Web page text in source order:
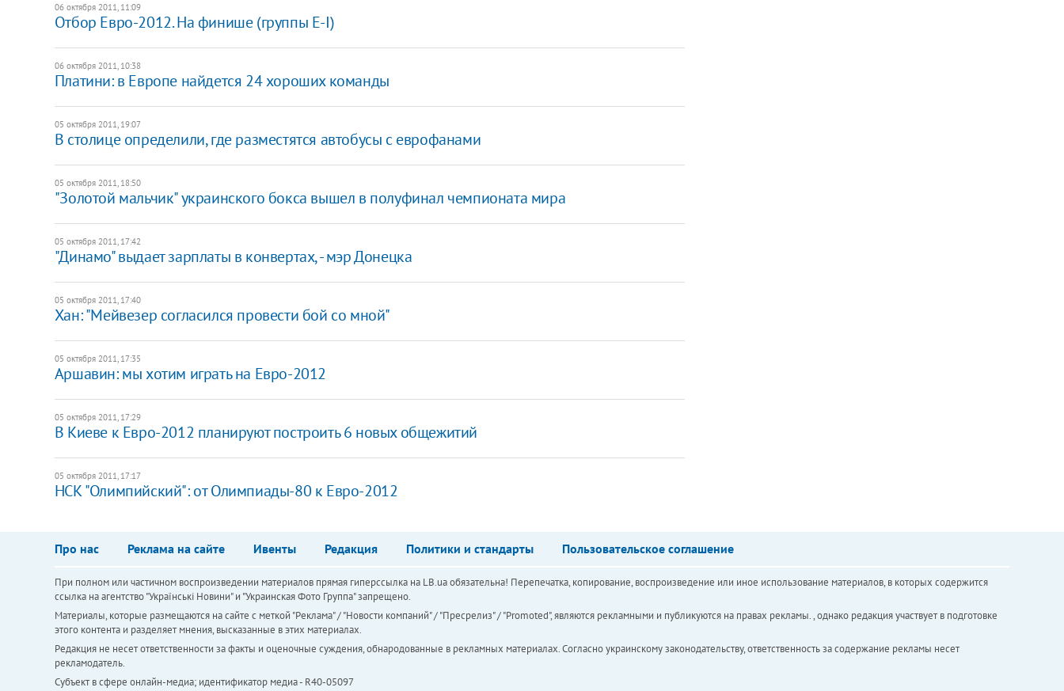
06 октября 2011, 11:09
Отбор Евро-2012. На финише (группы Е-I)
06 октября 2011, 10:38
Платини: в Европе найдется 24 хороших команды
05 октября 2011, 19:07
​В столице определили, где разместятся автобусы с еврофанами
05 октября 2011, 18:50
"Золотой мальчик" украинского бокса вышел в полуфинал чемпионата мира
05 октября 2011, 17:42
"Динамо" выдает зарплаты в конвертах, - мэр Донецка
05 октября 2011, 17:40
Хан: "Мейвезер согласился провести бой со мной"
05 октября 2011, 17:35
Аршавин: мы хотим играть на Евро-2012
05 октября 2011, 17:29
В Киеве к Евро-2012 планируют построить 6 новых общежитий
05 октября 2011, 17:17
НСК "Олимпийский": от Олимпиады-80 к Евро-2012
Про нас Реклама на сайте Ивенты Редакция Политики и стандарты Пользовательское соглашение
При полном или частичном воспроизведении материалов прямая гиперссылка на LB.ua обязательна! Перепечатка, копирование, воспроизведение или иное использование материалов, в которых содержится
ссылка на агентство "Українськi Новини" и "Украинская Фото Группа" запрещено.
Материалы, которые размещаются на сайте с меткой "Реклама" / "Новости компаний" / "Пресрелиз" / "Promoted", являются рекламными и публикуются на правах рекламы. , однако редакция участвует в подготовке
этого контента и разделяет мнения, высказанные в этих материалах.
Редакция не несет ответственности за факты и оценочные суждения, обнародованные в рекламных материалах. Согласно украинскому законодательству, ответственность за содержание рекламы несет
рекламодатель.
Субъект в сфере онлайн-медиа; идентификатор медиа - R40-05097